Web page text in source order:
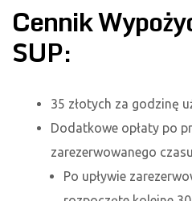
Cennik
SUP:
35 złotych za godzinę
Dodatkowe opłaty po
zarezerwowanego
Po upływie